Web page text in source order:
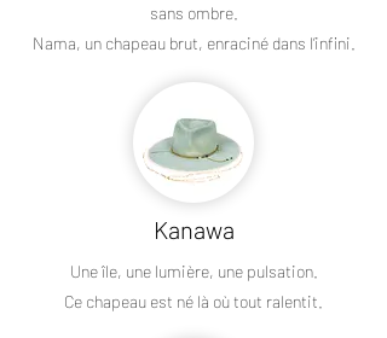
sans ombre.
Nama, un chapeau brut, enraciné dans l’infini.
Kanawa
Une île, une lumière, une pulsation.
Ce chapeau est né là où tout ralentit.